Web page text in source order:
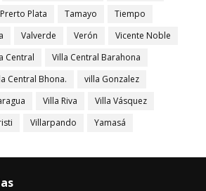
Plata Tamayo
Tiempo
Valverde Verón
Vicente Noble
Central
Villa Central Barahona
Central Bhona.
villa Gonzalez
Villa Riva
Villa Vásquez
Villarpando Yamasá